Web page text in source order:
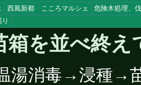
西風新都 こころマルシェ
危険木処理、
箱を並べ終え
湯消毒→浸種→